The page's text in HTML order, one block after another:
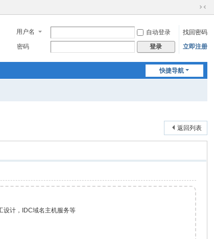
切
到
窄
用户名 自动登录
找回密码
密码
登录 立即注册
快捷导航
返回列表
设计，IDC域名主机服务等